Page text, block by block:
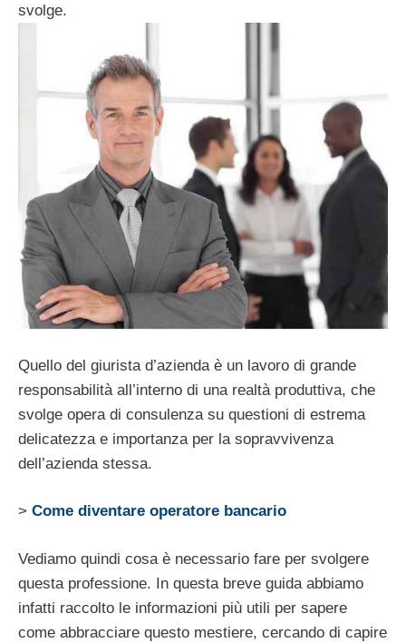
svolge.
Quello del giurista d’azienda è un lavoro di grande
responsabilità all’interno di una realtà produttiva, che
svolge opera di consulenza su questioni di estrema
delicatezza e importanza per la sopravvivenza
dell’azienda stessa.
> Come diventare operatore bancario
Vediamo quindi cosa è necessario fare per svolgere
questa professione. In questa breve guida abbiamo
infatti raccolto le informazioni più utili per sapere
come abbracciare questo mestiere, cercando di capire